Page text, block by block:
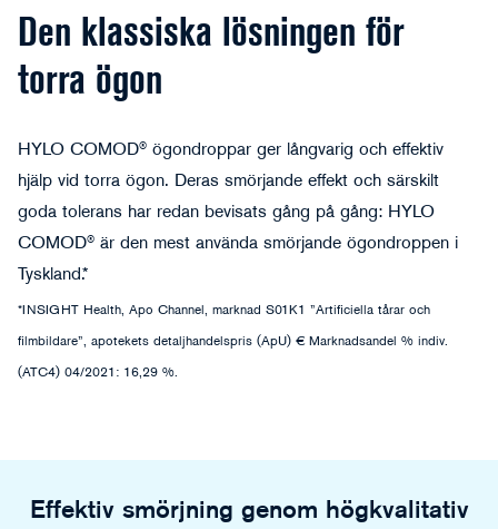
Den klassiska lösningen för
torra ögon
HYLO COMOD® ögondroppar ger långvarig och effektiv
hjälp vid torra ögon. Deras smörjande effekt och särskilt
goda tolerans har redan bevisats gång på gång: HYLO
COMOD® är den mest använda smörjande ögondroppen i
Tyskland.*
*INSIGHT Health, Apo Channel, marknad S01K1 ”Artificiella tårar och
filmbildare”, apotekets detaljhandelspris (ApU) € Marknadsandel % indiv.
(ATC4) 04/2021: 16,29 %.
Effektiv smörjning genom högkvalitativ